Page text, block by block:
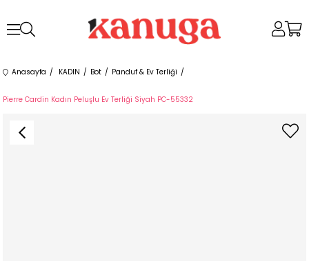
Anasayfa KADIN Bot Panduf & Ev Terliği
Pierre Cardin Kadın Peluşlu Ev Terliği Siyah PC-55332